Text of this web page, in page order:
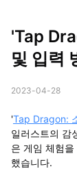
'Tap
및 입력
2023-04-28
'Tap Dragon:
일러스트의 감
은 게임 체험
했습니다.